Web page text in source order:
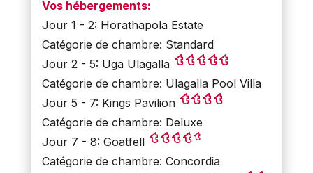
Vos hébergements:
Jour 1 - 2: Horathapola Estate
Catégorie de chambre: Standard
Jour 2 - 5: Uga Ulagalla
Catégorie de chambre: Ulagalla Pool Villa
Jour 5 - 7: Kings Pavilion
Catégorie de chambre: Deluxe
Jour 7 - 8: Goatfell
Catégorie de chambre: Concordia